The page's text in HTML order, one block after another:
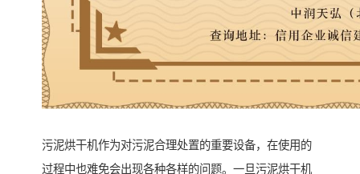
污泥烘干机作为对污泥合理处置的重要设备，在使用的
过程中也难免会出现各种各样的问题。一旦污泥烘干机